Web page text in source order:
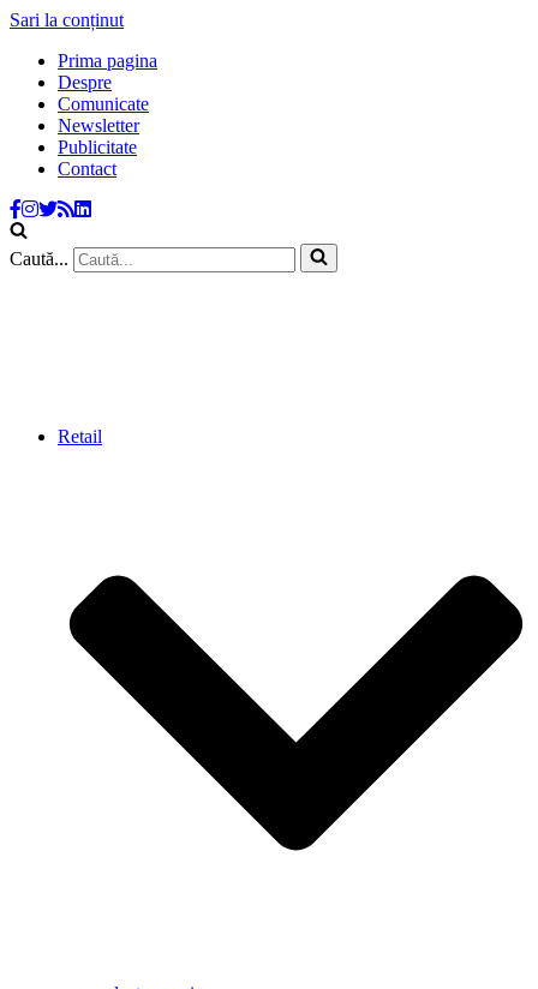
Sari la conținut
Prima pagina
Despre
Comunicate
Newsletter
Publicitate
Contact
Caută...
Retail